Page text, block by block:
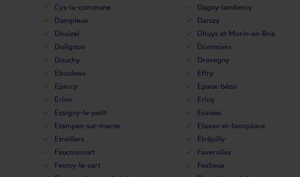
Cys-la-commune
Dagny-lambercy
Dampleux
Danizy
Dhuizel
Dhuys et Morin-en-Brie
Dolignon
Dommiers
Douchy
Dravegny
Ebouleau
Effry
Eparcy
Epaux-bézu
Erlon
Erloy
Essigny-le-petit
Essises
Etampes-sur-marne
Etaves-et-bocquiaux
Etreillers
Étrépilly
Faucoucourt
Faverolles
Fesmy-le-sart
Festieux